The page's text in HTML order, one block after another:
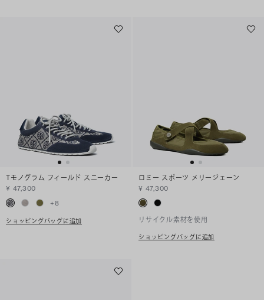
Tモノグラム フィールド スニーカー
¥ 47,300
+8
ショッピングバッグに追加
ロミー スポーツ メリージェーン
¥ 47,300
リサイクル素材を使用
ショッピングバッグに追加